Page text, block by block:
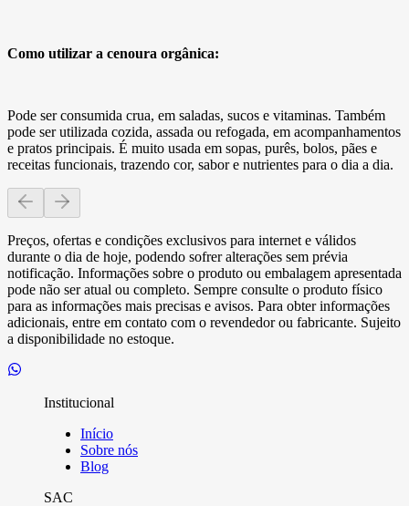
Como utilizar a cenoura orgânica:
Pode ser consumida crua, em saladas, sucos e vitaminas. Também
pode ser utilizada cozida, assada ou refogada, em acompanhamentos
e pratos principais. É muito usada em sopas, purês, bolos, pães e
receitas funcionais, trazendo cor, sabor e nutrientes para o dia a dia.
Preços, ofertas e condições exclusivos para internet e válidos
durante o dia de hoje, podendo sofrer alterações sem prévia
notificação. Informações sobre o produto ou embalagem apresentada
pode não ser atual ou completo. Sempre consulte o produto físico
para as informações mais precisas e avisos. Para obter informações
adicionais, entre em contato com o revendedor ou fabricante. Sujeito
a disponibilidade no estoque.
Institucional
Início
Sobre nós
Blog
SAC